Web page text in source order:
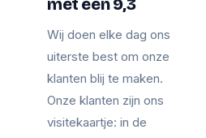
met een 9,3
Wij doen elke dag ons
uiterste best om onze
klanten blij te maken.
Onze klanten zijn ons
visitekaartje: in de